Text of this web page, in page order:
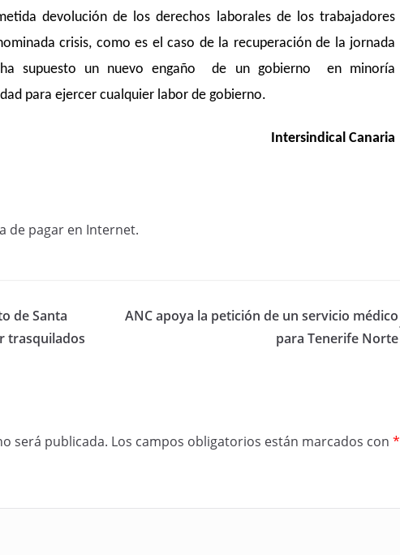
devolución de los derechos laborales de los trabajadores
crisis, como es el caso de la recuperación de la jornada
supuesto un nuevo engaño de un gobierno en minoría
para ejercer cualquier labor de gobierno.
Intersindical Canaria
de Santa
trasquilados
ANC apoya la petición de un servicio médico
para Tenerife Norte
será publicada. Los campos obligatorios están marcados con *